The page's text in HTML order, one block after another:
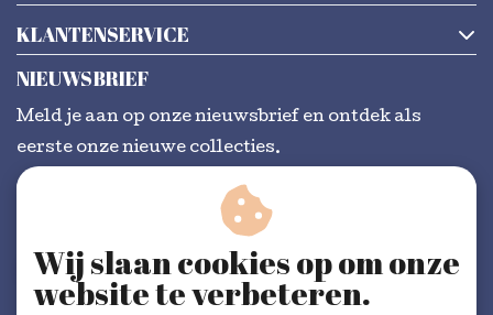
KLANTENSERVICE
NIEUWSBRIEF
Meld je aan op onze nieuwsbrief en ontdek als
eerste onze nieuwe collecties.
ABONNEER
Wij slaan cookies op om onze
website te verbeteren.